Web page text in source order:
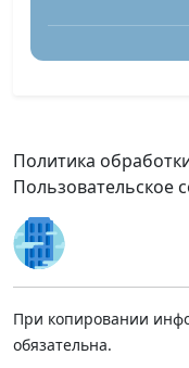
Политика
Пользовательское
При копировании
обязательна.